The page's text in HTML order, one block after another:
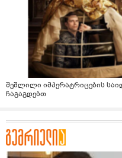
შეშლილი იმპერატრიცების
ჩაგაგდებთ